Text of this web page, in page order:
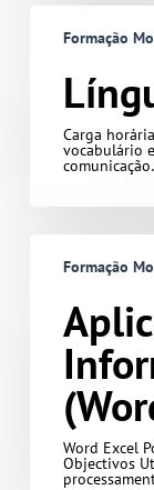
InglesaFormação
Carga
vocabulário
Aplicações
Informáticas
(Word/Excel/
Formação
Word Excel
Objectivos